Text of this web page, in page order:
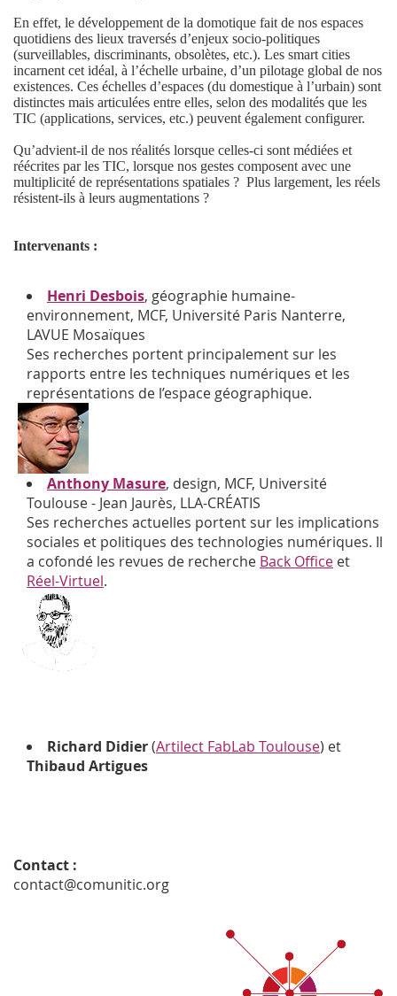
En effet, le développement de la domotique fait de nos espaces
quotidiens des lieux traversés d’enjeux socio-politiques
(surveillables, discriminants, obsolètes, etc.). Les smart cities
incarnent cet idéal, à l’échelle urbaine, d’un pilotage global de nos
existences. Ces échelles d’espaces (du domestique à l’urbain) sont
distinctes mais articulées entre elles, selon des modalités que les
TIC (applications, services, etc.) peuvent également configurer.
Qu’advient-il de nos réalités lorsque celles-ci sont médiées et
réécrites par les TIC, lorsque nos gestes composent avec une
multiplicité de représentations spatiales ? Plus largement, les réels
résistent-ils à leurs augmentations ?
Intervenants :
Henri Desbois, géographie humaine-
environnement, MCF, Université Paris Nanterre,
LAVUE Mosaïques
Ses recherches portent principalement sur les
rapports entre les techniques numériques et les
représentations de l’espace géographique.
Anthony Masure, design, MCF, Université
Toulouse - Jean Jaurès, LLA-CRÉATIS
Ses recherches actuelles portent sur les implications
sociales et politiques des technologies numériques. Il
a cofondé les revues de recherche Back Office et
Réel-Virtuel.
Richard Didier(Artilect FabLab Toulouse) et
Thibaud Artigues
Contact :
contact@comunitic.org